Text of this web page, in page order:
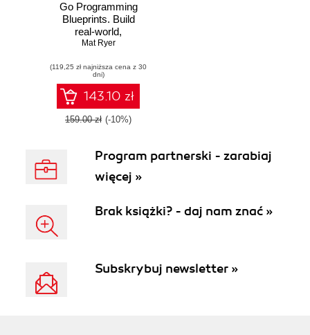
Go Programming
Blueprints. Build
real-world,
production-ready
using cutting-edge
technology and
techniques
Mat Ryer
(119,25 zł najniższa cena z 30
dni)
143.10 zł
159.00 zł (-10%)
Program partnerski - zarabiaj
więcej »
Brak książki? - daj nam znać »
Subskrybuj newsletter »